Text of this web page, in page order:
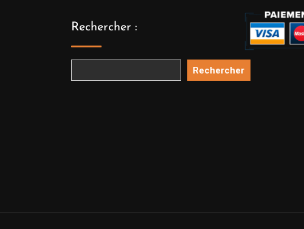
Rechercher :
Rechercher